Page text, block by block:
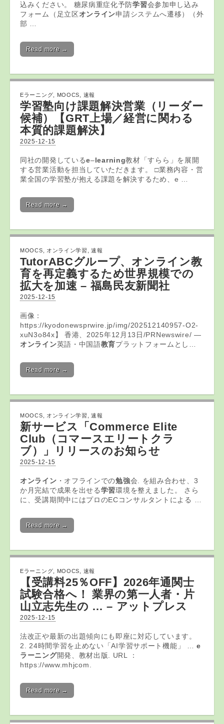
込みください。 糖尿病重症化予防学習会参加申し込み
フォーム（足立区オンライン申請システムへ遷移）（外
部 …
Read more →
Eラーニング MOOCS 速報
学習塾向け課題解決営業（リーダー
候補）【GRT上場／経営に関わる
本質的課題解決】
2025-12-15
同社の開発しているe–learning教材「すらら」を展開
する営業活動を担当していただきます。 □業務内容・営
業全国の学習塾が抱える課題を解決するため、e …
Read more →
MOOCS オンライン学習 ,速報
TutorABCグループ、 オンライン教
育を再定義するため世界規模での
拡大を加速 – 福島民友新聞社
2025-12-15
画像：
https://kyodonewsprwire.jp/img/202512140957-O2-
xuN3o84x】 香港、2025年12月13日/PRNewswire/ —
オンライン英語・中国語教育プラットフォームとし…
Read more →
MOOCS オンライン学習 ,速報
新サービス「Commerce Elite
Club（コマースエリートクラ
ブ）」リリースのお知らせ
2025-12-15
オンライン ・オフラインでの勉強会. を組み合わせ、3
か月完結で成果を出せる学習環境を整えました。 さら
に、受講期間中にはプロのECコンサルタントによる …
Read more →
Eラーニング MOOCS 速報
【受講料25％OFF】2026年通関士
試験合格へ！ 業界の第一人者・片
山立志先生の … – アットプレス
2025-12-15
法改正や最新の出題傾向にも即座に対応しています。
2. 24時間学習を止めない「AI学習サポート機能」 …e
ラーニング開発、教材出版. URL ：
https://www.mhjcom.
Read more →